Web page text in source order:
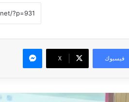
فيسبوك ‫X
ماسنجر